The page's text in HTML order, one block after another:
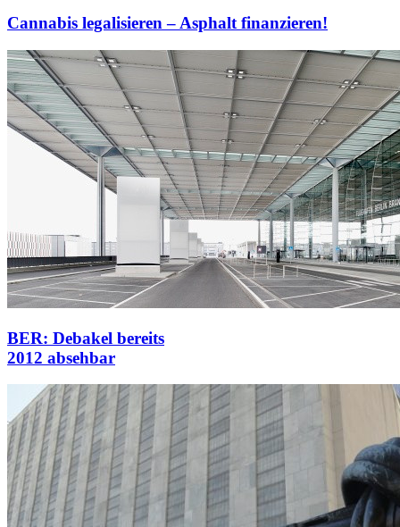
Cannabis legalisieren – Asphalt finanzieren!
BER: Debakel bereits
2012 absehbar